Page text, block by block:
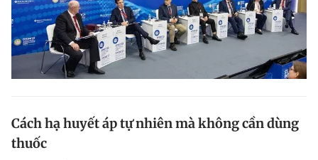
Cách hạ huyết áp tự nhiên mà không cần dùng
thuốc